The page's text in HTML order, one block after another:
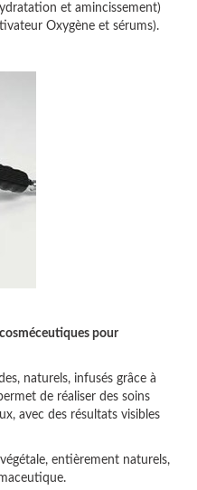
et amincissement)
Oxygène et sérums).
pour
naturels, infusés grâce à
de réaliser des soins
avec des résultats visibles
entièrement naturels,